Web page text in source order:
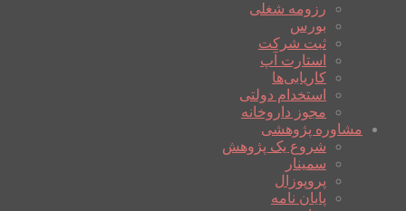
رزومه شغلی
بورس
ثبت شرکت
استارت آپ
کاریابی‌ها
استخدام دولتی
مجوز داروخانه
مشاوره پژوهشی
شروع یک پژوهش
سمینار
پروپوزال
پایان نامه